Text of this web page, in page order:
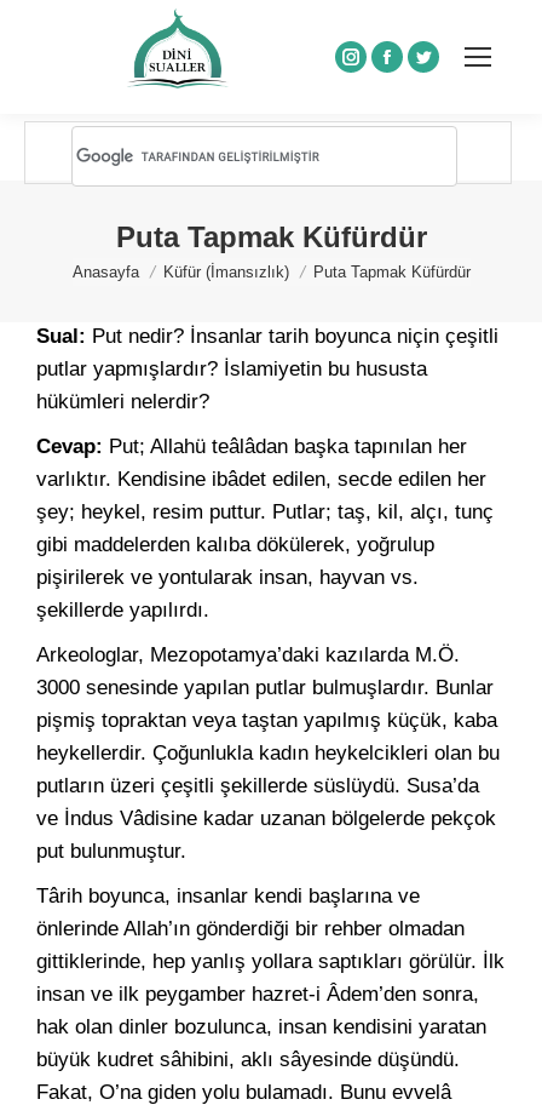
Instagram
Facebook
Twitter
Puta Tapmak Küfürdür
You are here:
Anasayfa Küfür (İmansızlık) Puta Tapmak Küfürdür
Sual: Put nedir? İnsanlar tarih boyunca niçin çeşitli
putlar yapmışlardır? İslamiyetin bu hususta
hükümleri nelerdir?
Cevap: Put; Allahü teâlâdan başka tapınılan her
varlıktır. Kendisine ibâdet edilen, secde edilen her
şey; heykel, resim puttur. Putlar; taş, kil, alçı, tunç
gibi maddelerden kalıba dökülerek, yoğrulup
pişirilerek ve yontularak insan, hayvan vs.
şekillerde yapılırdı.
Arkeologlar, Mezopotamya’daki kazılarda M.Ö.
3000 senesinde yapılan putlar bulmuşlardır. Bunlar
pişmiş topraktan veya taştan yapılmış küçük, kaba
heykellerdir. Çoğunlukla kadın heykelcikleri olan bu
putların üzeri çeşitli şekillerde süslüydü. Susa’da
ve İndus Vâdisine kadar uzanan bölgelerde pekçok
put bulunmuştur.
Târih boyunca, insanlar kendi başlarına ve
önlerinde Allah’ın gönderdiği bir rehber olmadan
gittiklerinde, hep yanlış yollara saptıkları görülür. İlk
insan ve ilk peygamber hazret-i Âdem’den sonra,
hak olan dinler bozulunca, insan kendisini yaratan
büyük kudret sâhibini, aklı sâyesinde düşündü.
Fakat, O’na giden yolu bulamadı. Bunu evvelâ